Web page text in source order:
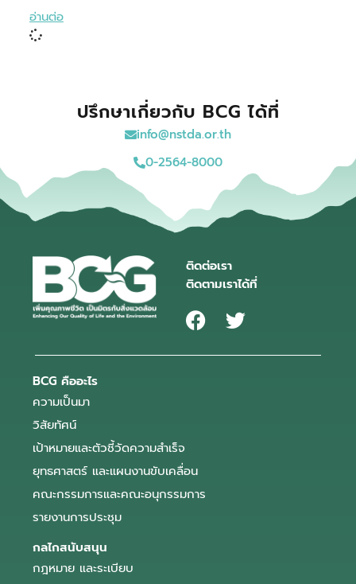
อ่านต่อ
ปรึกษาเกี่ยวกับ BCG ได้ที่
info@nstda.or.th
0-2564-8000
ติดต่อเรา
ติดตามเราได้ที่
BCG คืออะไร
ความเป็นมา
วิสัยทัศน์
เป้าหมายและตัวชี้วัดความสำเร็จ
ยุทธศาสตร์ และแผนงานขับเคลื่อน
คณะกรรมการและคณะอนุกรรมการ
รายงานการประชุม
กลไกสนับสนุน
กฎหมาย และระเบียบ